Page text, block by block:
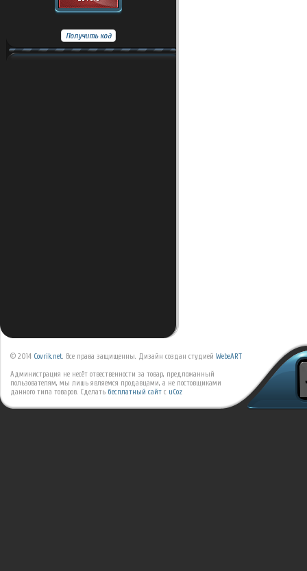
© 2014 Covrik.net. Все права защищенны. Дизайн создан студией WebeART
Администрация не несёт отвественности за товар, предложанный
пользователям, мы лишь являемся продавцами, а не постовщиками
данного типа товаров. Сделать бесплатный сайт с uCoz